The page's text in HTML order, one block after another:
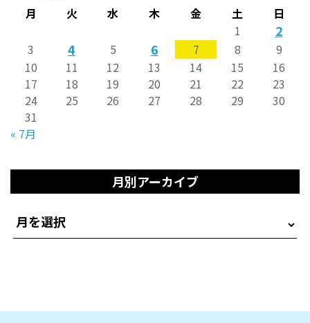
月
火 水 木 金 土 日
« 7月
1 2
3 4 5 6 7 8
9
10
11 12 13 14 15
16
17
18 19 20 21 22
23
24
25 26 27 28 29
30
31
月別アーカイブ